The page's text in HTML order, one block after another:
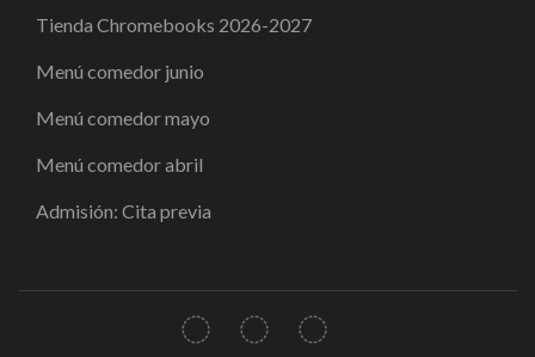
Tienda Chromebooks 2026-2027
Menú comedor junio
Menú comedor mayo
Menú comedor abril
Admisión: Cita previa